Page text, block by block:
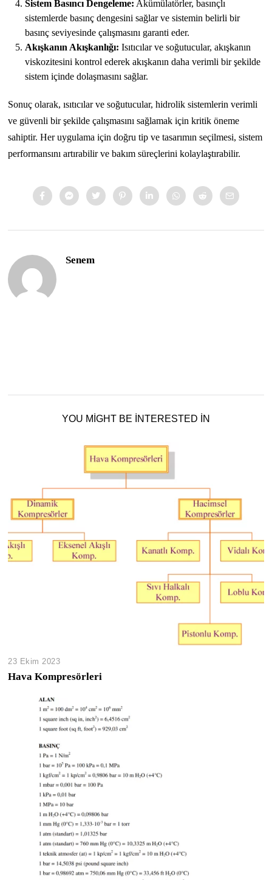
Sistem Basıncı Dengeleme: Akümülatörler, basınçlı
sistemlerde basınç dengesini sağlar ve sistemin belirli bir
basınç seviyesinde çalışmasını garanti eder.
Akışkanın Akışkanlığı: Isıtıcılar ve soğutucular, akışkanın
viskozitesini kontrol ederek akışkanın daha verimli bir şekilde
sistem içinde dolaşmasını sağlar.
Sonuç olarak, ısıtıcılar ve soğutucular, hidrolik sistemlerin verimli
ve güvenli bir şekilde çalışmasını sağlamak için kritik öneme
sahiptir. Her uygulama için doğru tip ve tasarımın seçilmesi, sistem
performansını artırabilir ve bakım süreçlerini kolaylaştırabilir.
Senem
YOU MIGHT BE INTERESTED IN
23 Ekim 2023
Hava Kompresörleri